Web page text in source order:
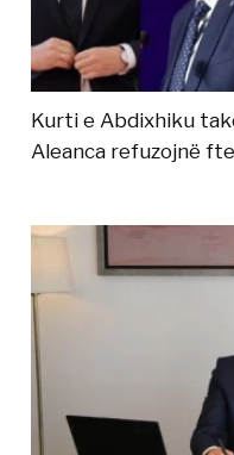
Kurti e Abdixhiku
Aleanca refuzojnë